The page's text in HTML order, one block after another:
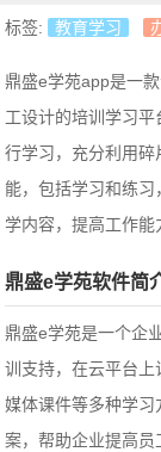
标签: 教育学习
鼎盛e学苑app是一
工设计的培训学习
行学习，充分利用
能，包括学习和练
学内容，提高工作能
鼎盛e学苑软件简
鼎盛e学苑是一个企
训支持，在云平台
媒体课件等多种学
案，帮助企业提高员